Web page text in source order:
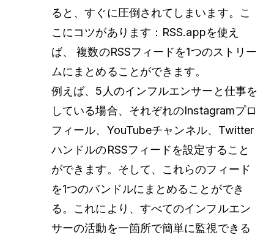
ると、すぐに圧倒されてしまいます。こ
こにコツがあります：RSS.appを使え
ば、複数のRSSフィードを1つのストリー
ムにまとめることができます。
例えば、5人のインフルエンサーと仕事を
している場合、それぞれのInstagramプロ
フィール、YouTubeチャンネル、Twitter
ハンドルのRSSフィードを設定すること
ができます。そして、これらのフィード
を1つのバンドルにまとめることができ
る。これにより、すべてのインフルエン
サーの活動を一箇所で簡単に監視できる